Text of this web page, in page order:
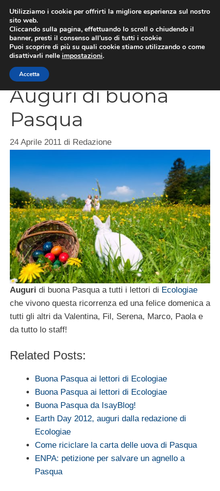
contenuto
Auguri di buona
Pasqua
24 Aprile 2011 di Redazione
Auguri di buona Pasqua a tutti i lettori di Ecologiae
che vivono questa ricorrenza ed una felice domenica a
tutti gli altri da Valentina, Fil, Serena, Marco, Paola e
da tutto lo staff!
Related Posts:
Buona Pasqua ai lettori di Ecologiae
Buona Pasqua ai lettori di Ecologiae
Buona Pasqua da IsayBlog!
Earth Day 2012, auguri dalla redazione di
Ecologiae
Come riciclare la carta delle uova di Pasqua
ENPA: petizione per salvare un agnello a
Pasqua
Utilizziamo i cookie per offrirti la migliore esperienza sul nostro
sito web.
Cliccando sulla pagina, effettuando lo scroll o chiudendo il
banner, presti il consenso all’uso di tutti i cookie
Puoi scoprire di più su quali cookie stiamo utilizzando o come
disattivarli nelle impostazioni.
Accetta